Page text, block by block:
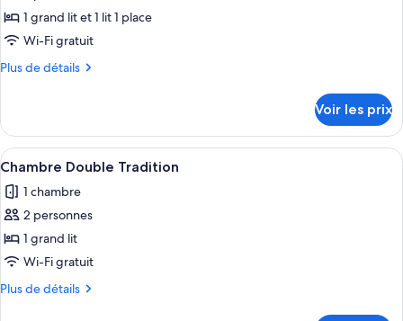
ce
type
chambre :
Luxe
1 grand lit et 1 lit 1 place
Wi-Fi gratuit
Plus de détails
Plus
le
type
de
Chambre
Triple
Voir les prix
Afficher
toutes
les
photos
pour
ce
type
Une chambre à coucher de style
8
Chambre Double Tradition
1 chambre
2 personnes
1 grand lit
Wi-Fi gratuit
Plus de détails
Plus